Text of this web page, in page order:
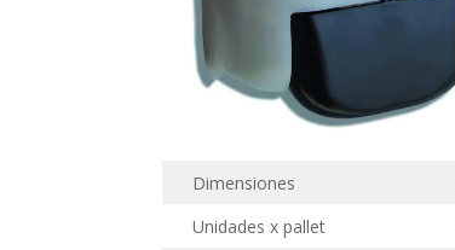
Dimensiones
Unidades x pallet